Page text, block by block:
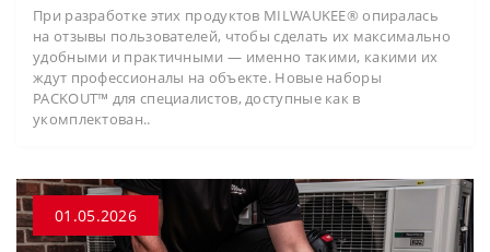
При разработке этих продуктов MILWAUKEE® опиралась
на отзывы пользователей, чтобы сделать их максимально
удобными и практичными — именно такими, какими их
ждут профессионалы на объекте. Новые наборы
PACKOUT™ для специалистов, доступные как в
укомплектован..
01.05.2026